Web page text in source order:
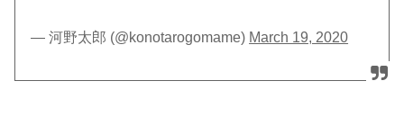
— 河野太郎 (@konotarogomame) March 19, 2020